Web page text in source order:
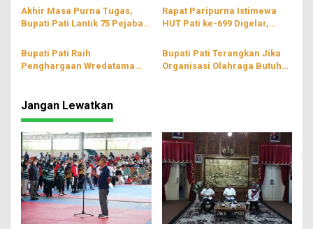
Tidak Siap
Akhir Masa Purna Tugas,
Bupati Pati Lantik 75 Pejabat
Pemerintahan
Rapat Paripurna Istimewa
HUT Pati ke-699 Digelar,
Kebersamaan Menuju Pati
Sejahtera’
Bupati Pati Raih
Penghargaan Wredatama
Bupati Pati Terangkan Jika
Organisasi Olahraga Butuh
Jangan Lewatkan